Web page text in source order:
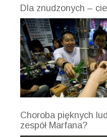
Dla znudzonych –
Choroba pięknych
zespół Marfana?